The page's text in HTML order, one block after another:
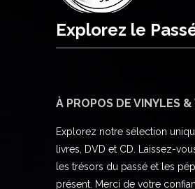
Explorez le
À PROPOS DE VINYLES &
Explorez notre sélection
livres, DVD et CD. Laissez-
les trésors du passé et les
présent. Merci de votre